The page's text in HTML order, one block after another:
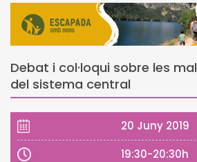
Debat i col·loqui sobre les
del sistema central
20 Juny 2019
19:30-20:30h